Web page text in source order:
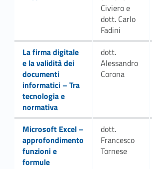
Civiero e
dott. Carlo
Fadini
Link identifier #identifier__66252-6La firma digitale
e la validità dei
documenti
informatici – Tra
tecnologia e
normativa
dott.
Alessandro
Corona
Link identifier #identifier__60407-9
Microsoft Excel –
approfondimento
funzioni e
formule
dott.
Francesco
Tornese